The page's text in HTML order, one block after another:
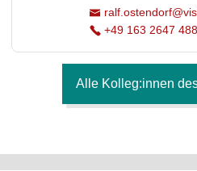
+49 163 2647 488
Alle Kolleg:innen